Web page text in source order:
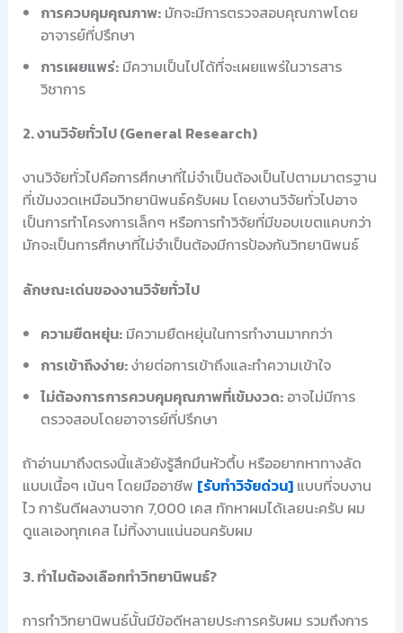
การควบคุมคุณภาพ:มักจะมีการตรวจสอบคุณภาพโดย
อาจารย์ที่ปรึกษา
การเผยแพร่:มีความเป็นไปได้ที่จะเผยแพร่ในวารสาร
วิชาการ
2. งานวิจัยทั่วไป (General Research)
งานวิจัยทั่วไปคือการศึกษาที่ไม่จำเป็นต้องเป็นไปตามมาตรฐาน
ที่เข้มงวดเหมือนวิทยานิพนธ์ครับผม โดยงานวิจัยทั่วไปอาจ
เป็นการทำโครงการเล็กๆ หรือการทำวิจัยที่มีขอบเขตแคบกว่า
มักจะเป็นการศึกษาที่ไม่จำเป็นต้องมีการป้องกันวิทยานิพนธ์
ลักษณะเด่นของงานวิจัยทั่วไป
ความยืดหยุ่น:มีความยืดหยุ่นในการทำงานมากกว่า
การเข้าถึงง่าย:ง่ายต่อการเข้าถึงและทำความเข้าใจ
ไม่ต้องการการควบคุมคุณภาพที่เข้มงวด:อาจไม่มีการ
ตรวจสอบโดยอาจารย์ที่ปรึกษา
ถ้าอ่านมาถึงตรงนี้แล้วยังรู้สึกมึนหัวตึ้บ หรืออยากหาทางลัด
แบบเนื้อๆ เน้นๆ โดยมืออาชีพ [รับทำวิจัยด่วน]แบบที่จบงาน
ไว การันตีผลงานจาก 7,000 เคส ทักหาผมได้เลยนะครับ ผม
ดูแลเองทุกเคส ไม่ทิ้งงานแน่นอนครับผม
3. ทำไมต้องเลือกทำวิทยานิพนธ์?
การทำวิทยานิพนธ์นั้นมีข้อดีหลายประการครับผม รวมถึงการ